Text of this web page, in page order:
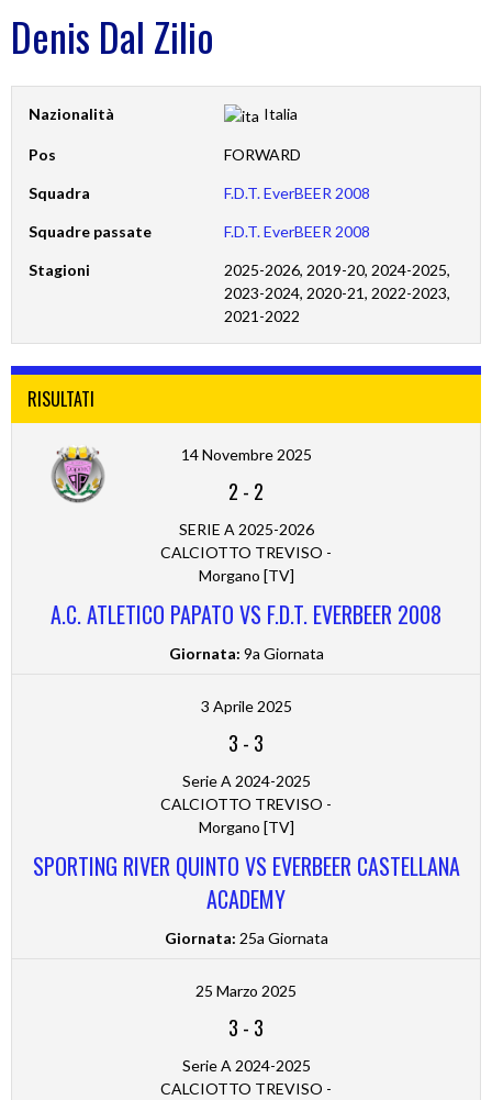
Denis Dal Zilio
Nazionalità Italia
Pos FORWARD
Squadra F.D.T. EverBEER 2008
Squadre passate F.D.T. EverBEER 2008
Stagioni
2025-2026, 2019-20, 2024-2025,
2023-2024, 2020-21, 2022-2023,
2021-2022
RISULTATI
14 Novembre 2025
2 - 2
SERIE A 2025-2026
CALCIOTTO TREVISO -
Morgano [TV]
A.C. ATLETICO PAPATO VS F.D.T. EVERBEER 2008
Giornata: 9a Giornata
3 Aprile 2025
3 - 3
Serie A 2024-2025
CALCIOTTO TREVISO -
Morgano [TV]
SPORTING RIVER QUINTO VS EVERBEER CASTELLANA
ACADEMY
Giornata: 25a Giornata
25 Marzo 2025
3 - 3
Serie A 2024-2025
CALCIOTTO TREVISO -